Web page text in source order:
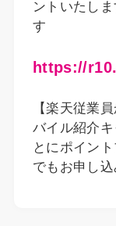
ントいたし
す
https://
【楽天従業
バイル紹介
とにポイン
でもお申し込